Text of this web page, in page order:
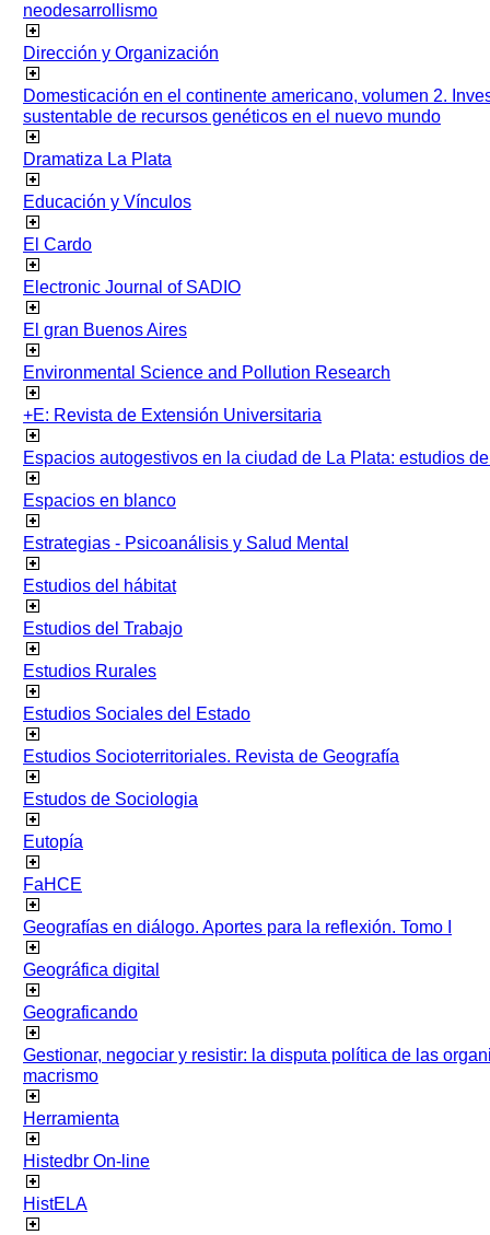
neodesarrollismo
Dirección y Organización
Domesticación en el continente americano, volumen 2.
sustentable de recursos genéticos en el nuevo mundo
Dramatiza La Plata
Educación y Vínculos
El Cardo
Electronic Journal of SADIO
El gran Buenos Aires
Environmental Science and Pollution Research
+E: Revista de Extensión Universitaria
Espacios autogestivos en la ciudad de La Plata: estudios
Espacios en blanco
Estrategias - Psicoanálisis y Salud Mental
Estudios del hábitat
Estudios del Trabajo
Estudios Rurales
Estudios Sociales del Estado
Estudios Socioterritoriales. Revista de Geografía
Estudos de Sociologia
Eutopía
FaHCE
Geografías en diálogo. Aportes para la reflexión. Tomo I
Geográfica digital
Geograficando
Gestionar, negociar y resistir: la disputa política de las
macrismo
Herramienta
Histedbr On-line
HistELA